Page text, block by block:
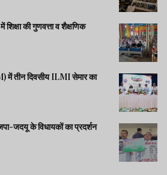
की गुणवत्ता व शैक्षणिक
तीन दिवसीय ILMI सेमार का
जदयू के विधायकों का प्रदर्शन